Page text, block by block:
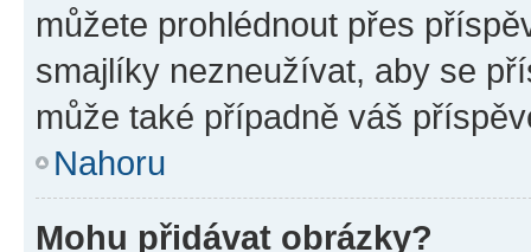
můžete prohlédnout přes
smajlíky nezneužívat, aby se
může také případně váš
Nahoru
Mohu přidávat obrázky?